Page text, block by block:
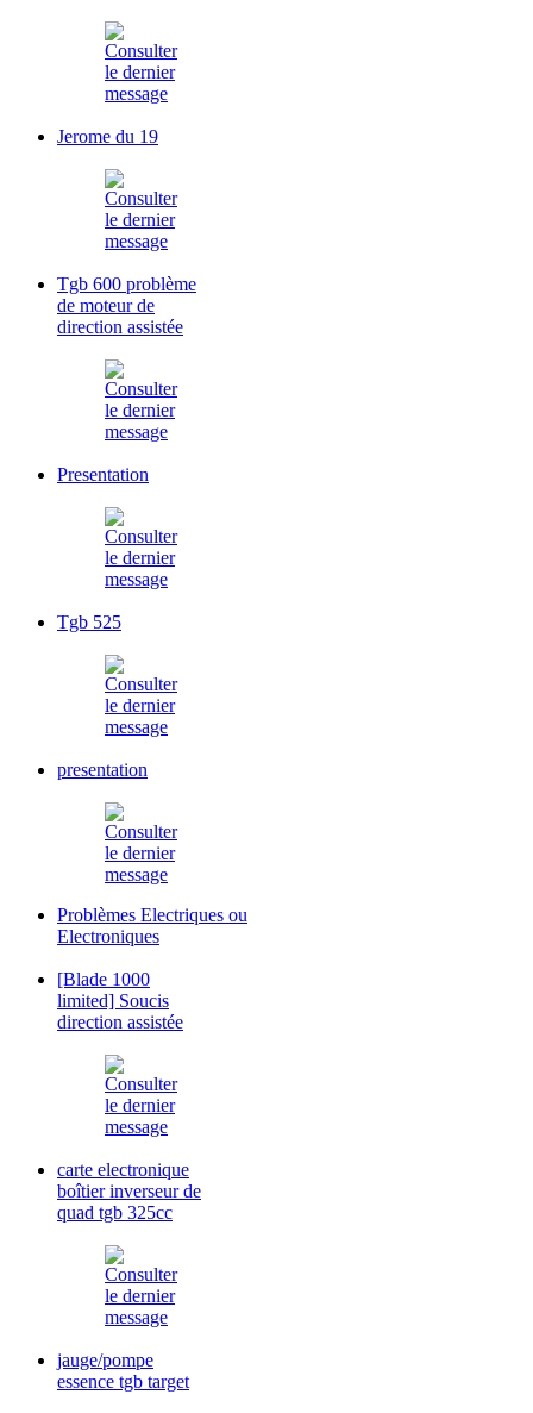
Jerome du 19
Tgb 600 problème
de moteur de
direction assistée
Presentation
Tgb 525
presentation
Problèmes Electriques ou
Electroniques
[Blade 1000
limited] Soucis
direction assistée
carte electronique
boîtier inverseur de
quad tgb 325cc
jauge/pompe
essence tgb target